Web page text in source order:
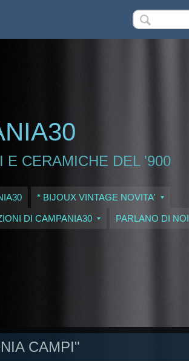
E CERAMICHE DEL '900
* BIJOUX VINTAGE NOVITA'
DI CAMPANIA30 PARLANO DI NOI
CAMPI"